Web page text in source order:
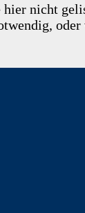
hier nicht